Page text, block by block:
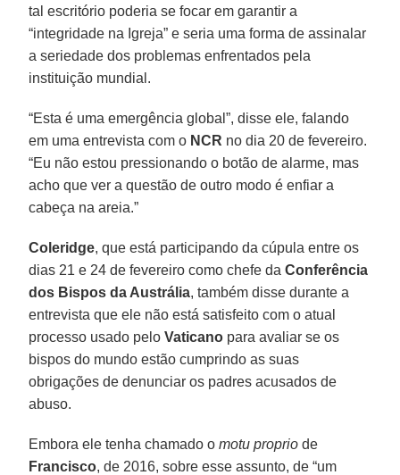
tal escritório poderia se focar em garantir a
“integridade na Igreja” e seria uma forma de assinalar
a seriedade dos problemas enfrentados pela
instituição mundial.
“Esta é uma emergência global”, disse ele, falando
em uma entrevista com o NCR no dia 20 de fevereiro.
“Eu não estou pressionando o botão de alarme, mas
acho que ver a questão de outro modo é enfiar a
cabeça na areia.”
Coleridge, que está participando da cúpula entre os
dias 21 e 24 de fevereiro como chefe daConferência
dos Bispos da Austrália, também disse durante a
entrevista que ele não está satisfeito com o atual
processo usado peloVaticano para avaliar se os
bispos do mundo estão cumprindo as suas
obrigações de denunciar os padres acusados de
abuso.
Embora ele tenha chamado omotu proprio de
Francisco, de 2016, sobre esse assunto, de “um